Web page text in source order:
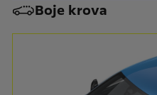
Boje krova